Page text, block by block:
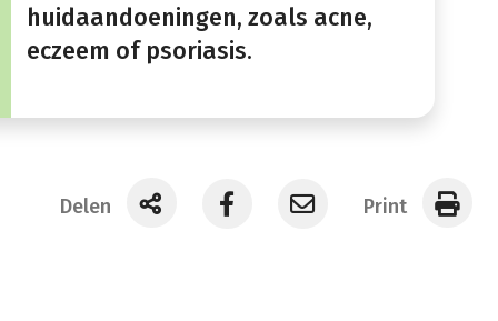
huidaandoeningen, zoals acne,
eczeem of psoriasis.
Delen Print